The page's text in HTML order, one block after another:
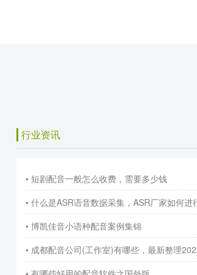
行业资讯
• 短剧配音一般怎么收费，需要多少钱
• 什么是ASR语音数据采集，ASR厂家如何进
• 博凯佳音小语种配音案例集锦
• 成都配音公司(工作室)有哪些，最新整理